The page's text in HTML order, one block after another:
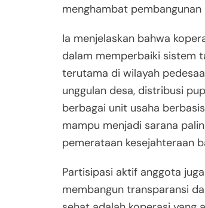
menghambat
Ia menjelaskan bahwa
dalam memperbaiki sistem
terutama di wilayah
unggulan desa, distribusi
berbagai unit usaha
mampu menjadi sarana
pemerataan kesejahteraan
Partisipasi aktif anggota
membangun transparansi